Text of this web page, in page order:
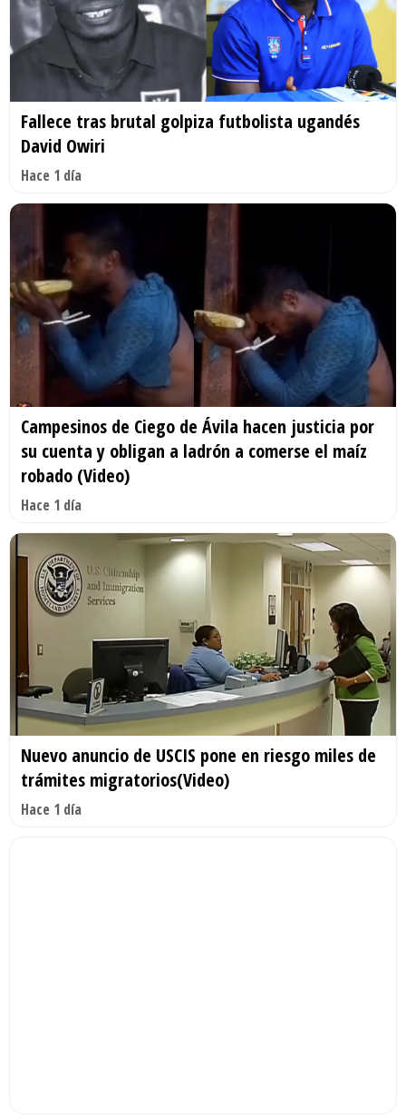
Fallece tras brutal golpiza futbolista ugandés
David Owiri
Hace 1 día
Campesinos de Ciego de Ávila hacen justicia por
su cuenta y obligan a ladrón a comerse el maíz
robado (Video)
Hace 1 día
Nuevo anuncio de USCIS pone en riesgo miles de
trámites migratorios(Video)
Hace 1 día